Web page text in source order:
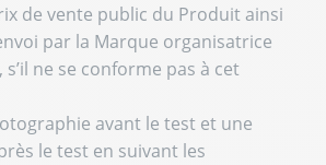
de vente public du Produit ainsi
par la Marque organisatrice
ne se conforme pas à cet
avant le test et une
le test en suivant les